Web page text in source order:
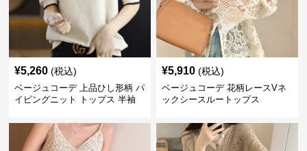
¥5,260 (税込)
ベージュコーデ 上品ひし形柄 パ
イピングニット トップス 半袖
¥5,910 (税込)
ベージュコーデ 花柄レースVネ
ックシースルートップス